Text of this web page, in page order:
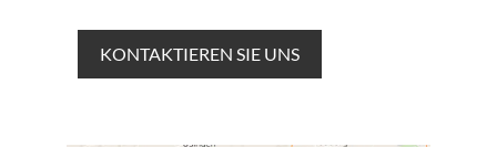
KONTAKTIEREN SIE UNS